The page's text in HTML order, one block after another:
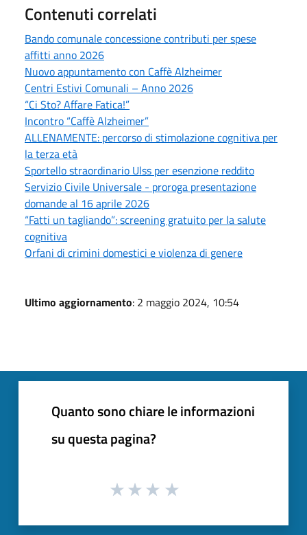
Contenuti correlati
Bando comunale concessione contributi per spese
affitti anno 2026
Nuovo appuntamento con Caffè Alzheimer
Centri Estivi Comunali – Anno 2026
“Ci Sto? Affare Fatica!”
Incontro “Caffè Alzheimer”
ALLENAMENTE: percorso di stimolazione cognitiva per
la terza età
Sportello straordinario Ulss per esenzione reddito
Servizio Civile Universale - proroga presentazione
domande al 16 aprile 2026
“Fatti un tagliando”: screening gratuito per la salute
cognitiva
Orfani di crimini domestici e violenza di genere
Ultimo aggiornamento: 2 maggio 2024, 10:54
Quanto sono chiare le informazioni
su questa pagina?